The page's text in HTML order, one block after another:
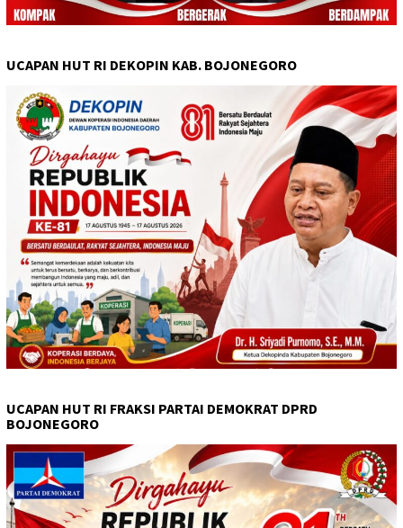
UCAPAN HUT RI DEKOPIN KAB. BOJONEGORO
UCAPAN HUT RI FRAKSI PARTAI DEMOKRAT DPRD
BOJONEGORO